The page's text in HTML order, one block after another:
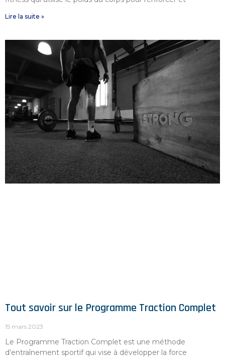
Lire la suite »
Tout savoir sur le Programme Traction Complet
15 mars 2023
Le Programme Traction Complet est une méthode
d’entraînement sportif qui vise à développer la force